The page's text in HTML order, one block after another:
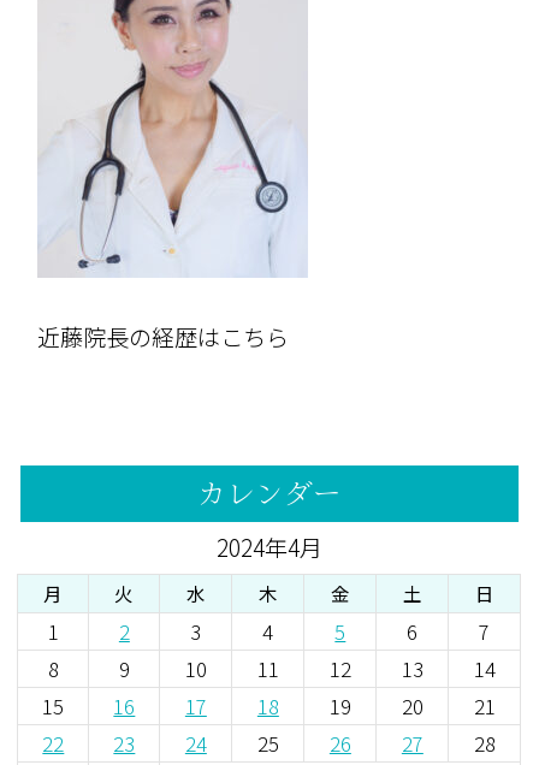
近藤院長の経歴はこちら
カレンダー
2024年4月
月 火 水 木 金 土 日
1 2 3 4 5 6
7
8
9 10 11 12 13
14
15
16 17 18 19 20
21
22
23 24 25 26 27
28